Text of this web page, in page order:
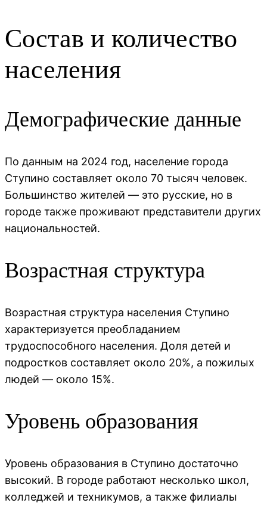
Состав и количество
населения
Демографические данные
По данным на 2024 год, население города
Ступино составляет около 70 тысяч человек.
Большинство жителей — это русские, но в
городе также проживают представители других
национальностей.
Возрастная структура
Возрастная структура населения Ступино
характеризуется преобладанием
трудоспособного населения. Доля детей и
подростков составляет около 20%, а пожилых
людей — около 15%.
Уровень образования
Уровень образования в Ступино достаточно
высокий. В городе работают несколько школ,
колледжей и техникумов, а также филиалы